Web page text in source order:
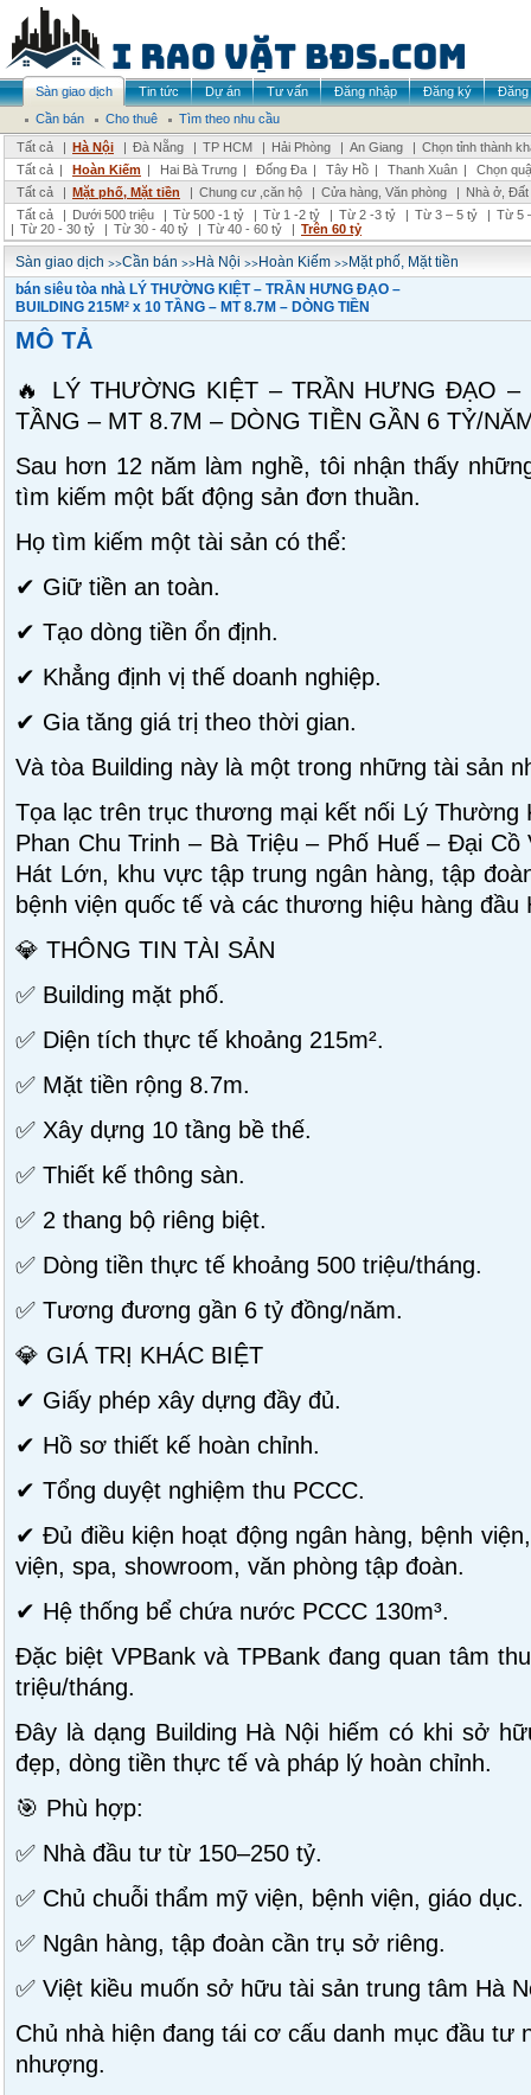
Sàn giao dịch Tin tức Dự án Tư vấn Đăng nhập Đăng ký
Đăng
Cần bán
Cho thuê
Tìm theo nhu cầu
Tất cả
| Hà Nội | Đà Nẵng | TP HCM | Hải Phòng | An Giang | Chọn tỉnh thành
Tất cả | Hoàn Kiếm | Hai Bà Trưng | Đống Đa | Tây Hồ | Thanh Xuân |
Chọn
Tất cả
| Mặt phố, Mặt tiền | Chung cư ,căn hộ | Cửa hàng, Văn phòng | Nhà ở,
Tất cả
| Dưới 500 triệu | Từ 500 -1 tỷ | Từ 1 -2 tỷ | Từ 2 -3 tỷ | Từ 3 – 5 tỷ | Từ 5
| Từ 20 - 30 tỷ | Từ 30 - 40 tỷ | Từ 40 - 60 tỷ | Trên 60 tỷ
Sàn giao dịch >>Cần bán >>Hà Nội >>Hoàn Kiếm >>Mặt phố, Mặt tiền
bán siêu tòa nhà LÝ THƯỜNG KIỆT – TRẦN HƯNG ĐẠO –
BUILDING 215M² x 10 TẦNG – MT 8.7M – DÒNG TIỀN
MÔ TẢ
🔥 LÝ THƯỜNG KIỆT – TRẦN HƯNG ĐẠO –
TẦNG – MT 8.7M – DÒNG TIỀN GẦN 6 TỶ/
Sau hơn 12 năm làm nghề, tôi nhận thấy
tìm kiếm một bất động sản đơn thuần.
Họ tìm kiếm một tài sản có thể:
✔ Giữ tiền an toàn.
✔ Tạo dòng tiền ổn định.
✔ Khẳng định vị thế doanh nghiệp.
✔ Gia tăng giá trị theo thời gian.
Và tòa Building này là một trong những tài sản
Tọa lạc trên trục thương mại kết nối Lý Thường
Phan Chu Trinh – Bà Triệu – Phố Huế – Đại
Hát Lớn, khu vực tập trung ngân hàng, tập
bệnh viện quốc tế và các thương hiệu hàng đầu
💎 THÔNG TIN TÀI SẢN
✅ Building mặt phố.
✅ Diện tích thực tế khoảng 215m².
✅ Mặt tiền rộng 8.7m.
✅ Xây dựng 10 tầng bề thế.
✅ Thiết kế thông sàn.
✅ 2 thang bộ riêng biệt.
✅ Dòng tiền thực tế khoảng 500 triệu/tháng.
✅ Tương đương gần 6 tỷ đồng/năm.
💎 GIÁ TRỊ KHÁC BIỆT
✔ Giấy phép xây dựng đầy đủ.
✔ Hồ sơ thiết kế hoàn chỉnh.
✔ Tổng duyệt nghiệm thu PCCC.
✔ Đủ điều kiện hoạt động ngân hàng, bệnh
viện, spa, showroom, văn phòng tập đoàn.
✔ Hệ thống bể chứa nước PCCC 130m³.
Đặc biệt VPBank và TPBank đang quan tâm
triệu/tháng.
Đây là dạng Building Hà Nội hiếm có khi sở
đẹp, dòng tiền thực tế và pháp lý hoàn chỉnh.
🎯 Phù hợp:
✅ Nhà đầu tư từ 150–250 tỷ.
✅ Chủ chuỗi thẩm mỹ viện, bệnh viện, giáo dục.
✅ Ngân hàng, tập đoàn cần trụ sở riêng.
✅ Việt kiều muốn sở hữu tài sản trung tâm Hà
Chủ nhà hiện đang tái cơ cấu danh mục đầu tư
nhượng.